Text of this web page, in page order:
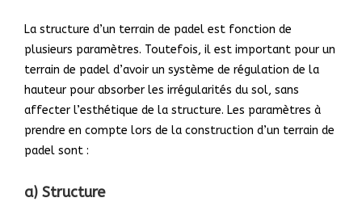
La structure d’un terrain de padel est fonction de
plusieurs paramètres. Toutefois, il est important pour un
terrain de padel d’avoir un système de régulation de la
hauteur pour absorber les irrégularités du sol, sans
affecter l’esthétique de la structure. Les paramètres à
prendre en compte lors de la construction d’un terrain de
padel sont :
a) Structure